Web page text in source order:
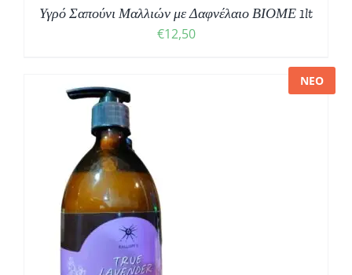
Υγρό Σαπούνι Μαλλιών με Δαφνέλαιο ΒΙΟΜΕ 1lt
€12,50
ΝΕΟ